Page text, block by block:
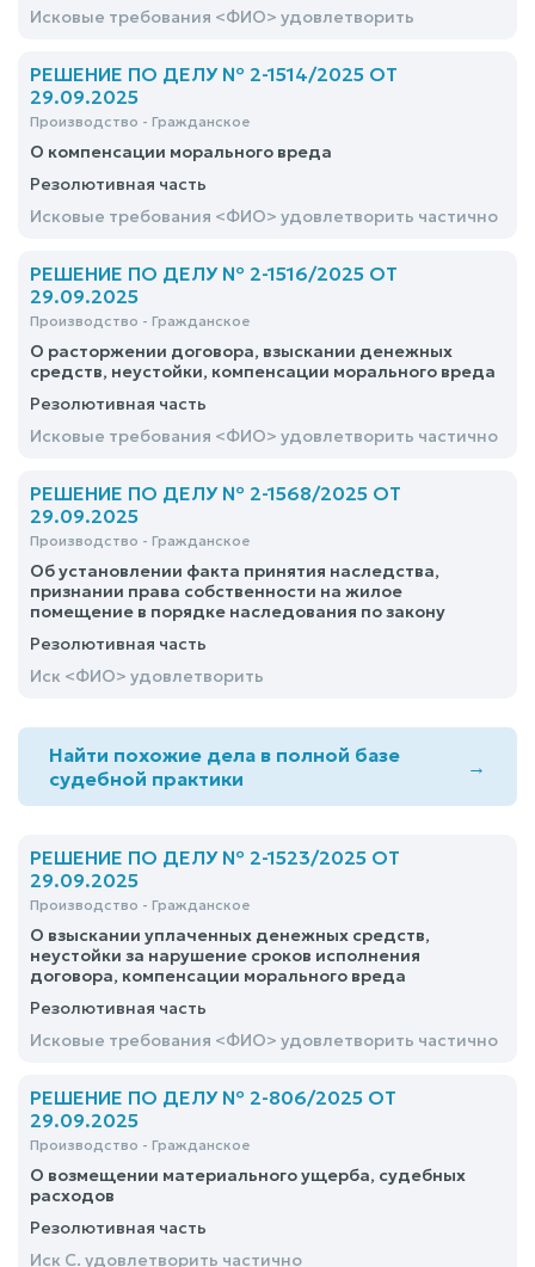
Исковые требования <ФИО> удовлетворить
РЕШЕНИЕ ПО ДЕЛУ № 2-1514/2025 ОТ
29.09.2025
Производство - Гражданское
О компенсации морального вреда
Резолютивная часть
Исковые требования <ФИО> удовлетворить частично
РЕШЕНИЕ ПО ДЕЛУ № 2-1516/2025 ОТ
29.09.2025
Производство - Гражданское
О расторжении договора, взыскании денежных
средств, неустойки, компенсации морального вреда
Резолютивная часть
Исковые требования <ФИО> удовлетворить частично
РЕШЕНИЕ ПО ДЕЛУ № 2-1568/2025 ОТ
29.09.2025
Производство - Гражданское
Об установлении факта принятия наследства,
признании права собственности на жилое
помещение в порядке наследования по закону
Резолютивная часть
Иск <ФИО> удовлетворить
Найти похожие дела в полной базе
судебной практики
→
РЕШЕНИЕ ПО ДЕЛУ № 2-1523/2025 ОТ
29.09.2025
Производство - Гражданское
О взыскании уплаченных денежных средств,
неустойки за нарушение сроков исполнения
договора, компенсации морального вреда
Резолютивная часть
Исковые требования <ФИО> удовлетворить частично
РЕШЕНИЕ ПО ДЕЛУ № 2-806/2025 ОТ
29.09.2025
Производство - Гражданское
О возмещении материального ущерба, судебных
расходов
Резолютивная часть
Иск С. удовлетворить частично